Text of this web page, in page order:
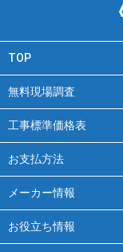
TOP
無料現場調査
工事標準価格表
お支払方法
メーカー情報
お役立ち情報